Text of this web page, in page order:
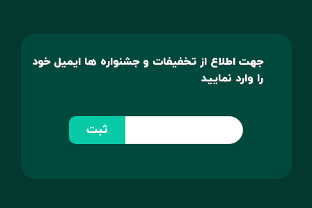
جهت اطلاع از تخفیفات و جشنواره ها ایمیل خود
را وارد نمایید
ثبت